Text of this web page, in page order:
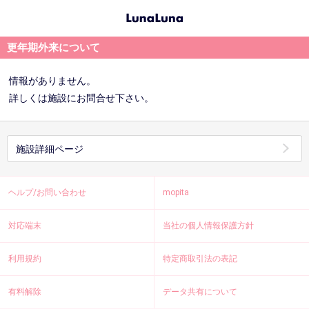
更年期外来について
情報がありません。
詳しくは施設にお問合せ下さい。
施設詳細ページ
ヘルプ/お問い合わせ mopita
対応端末 当社の個人情報保護方針
利用規約 特定商取引法の表記
有料解除 データ共有について